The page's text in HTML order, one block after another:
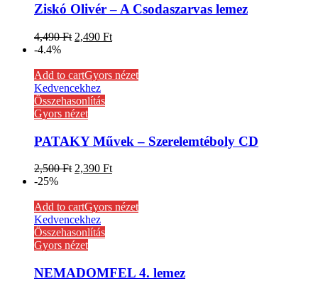
Ziskó Olivér – A Csodaszarvas lemez
4,490Ft 2,490 Ft
-4.4%
Add to cartGyors nézet
Kedvencekhez
Összehasonlítás
Gyors nézet
PATAKY Művek – Szerelemtéboly CD
2,500Ft 2,390 Ft
-25%
Add to cartGyors nézet
Kedvencekhez
Összehasonlítás
Gyors nézet
NEMADOMFEL 4. lemez